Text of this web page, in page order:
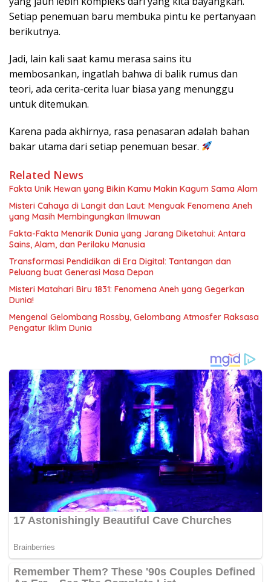
Setiap penemuan baru membuka pintu ke pertanyaan
berikutnya.
Jadi, lain kali saat kamu merasa sains itu
membosankan, ingatlah bahwa di balik rumus dan
teori, ada cerita-cerita luar biasa yang menunggu
untuk ditemukan.
Karena pada akhirnya, rasa penasaran adalah bahan
bakar utama dari setiap penemuan besar.
Related News
Fakta Unik Hewan yang Bikin Kamu Makin Kagum Sama Alam
Misteri Cahaya di Langit dan Laut: Menguak Fenomena Aneh
yang Masih Membingungkan Ilmuwan
Fakta-Fakta Menarik Dunia yang Jarang Diketahui: Antara
Sains, Alam, dan Perilaku Manusia
Transformasi Pendidikan di Era Digital: Tantangan dan
Peluang buat Generasi Masa Depan
Misteri Matahari Biru 1831: Fenomena Aneh yang Gegerkan
Dunia!
Mengenal Gelombang Rossby, Gelombang Atmosfer Raksasa
Pengatur Iklim Dunia